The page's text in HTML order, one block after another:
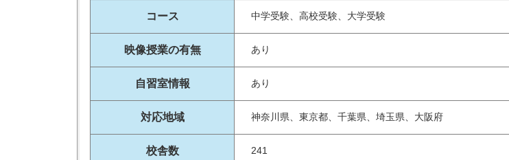
コース 中学受験、高校受験、大学受験
映像授業の有無 あり
自習室情報 あり
対応地域 神奈川県、東京都、千葉県、埼玉県、大阪府
校舎数 241